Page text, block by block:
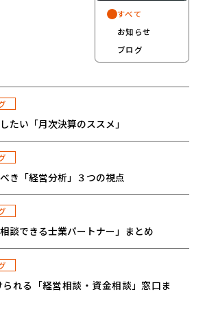
すべて
お知らせ
ブログ
たい「月次決算のススメ」
き「経営分析」３つの視点
談できる士業パートナー」まとめ
れる「経営相談・資金相談」窓口ま